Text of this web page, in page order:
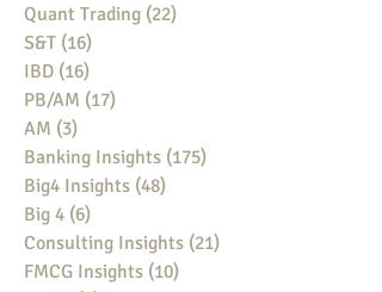
Quant Trading (22)
S&T (16)
IBD (16)
PB/AM (17)
AM (3)
Banking Insights (175)
Big4 Insights (48)
Big 4 (6)
Consulting Insights (21)
FMCG Insights (10)